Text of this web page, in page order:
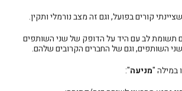
קורים בפועל, וגם זה מצב נורמלי ותקין.
תשומת לב עם היד על הדופק של שני השותפים
השותפים, וגם של החברים הקרובים שלהם.
במילה "מניעה":